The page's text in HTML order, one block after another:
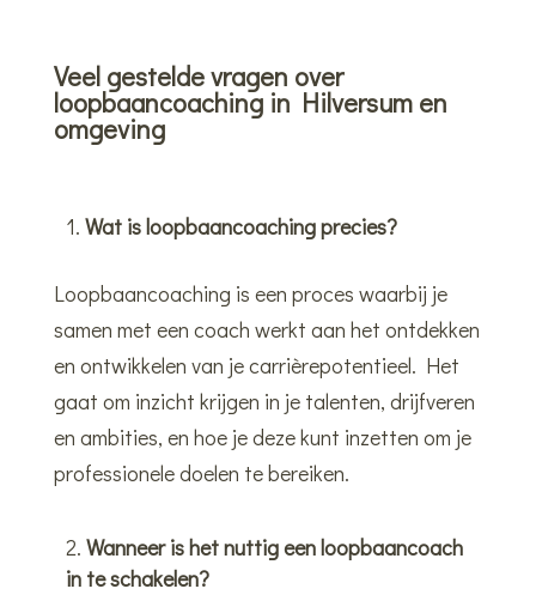
Veel gestelde vragen over
loopbaancoaching in Hilversum en
omgeving
Wat is loopbaancoaching precies?
Loopbaancoaching is een proces waarbij je
samen met een coach werkt aan het ontdekken
en ontwikkelen van je carrièrepotentieel. Het
gaat om inzicht krijgen in je talenten, drijfveren
en ambities, en hoe je deze kunt inzetten om je
professionele doelen te bereiken.
Wanneer is het nuttig een loopbaancoach
in te schakelen?